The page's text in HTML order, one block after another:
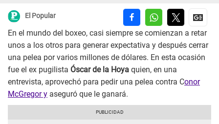
El Popular
En el mundo del boxeo, casi siempre se comienzan a retar
unos a los otros para generar expectativa y después cerrar
una pelea por varios millones de dólares. En esta ocasión
fue el ex pugilista Óscar de la Hoya quien, en una
entrevista, aprovechó para pedir una pelea contra Conor
McGregor y aseguró que le ganará.